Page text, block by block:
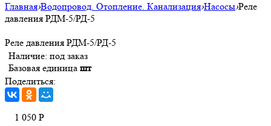
Главная›Водопровод. Отопление. Канализация›Насосы›Реле
давления РДМ-5/РД-5
Реле давления РДМ-5/РД-5
Наличие: под заказ
Базовая единица шт
Поделиться:
1 050 Р